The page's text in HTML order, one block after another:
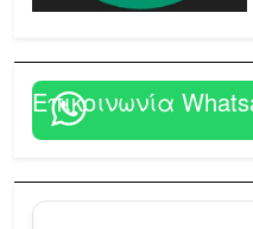
Επικοινωνία